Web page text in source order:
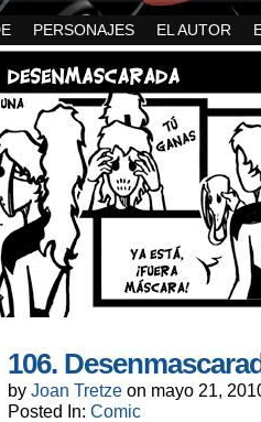
PERSONAJES EL AUTOR
106.
by Joan Tretze on mayo 21,
Posted In: Comic